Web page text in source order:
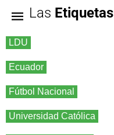
Las Etiquetas
LDU
Ecuador
Fútbol Nacional
Universidad Católica